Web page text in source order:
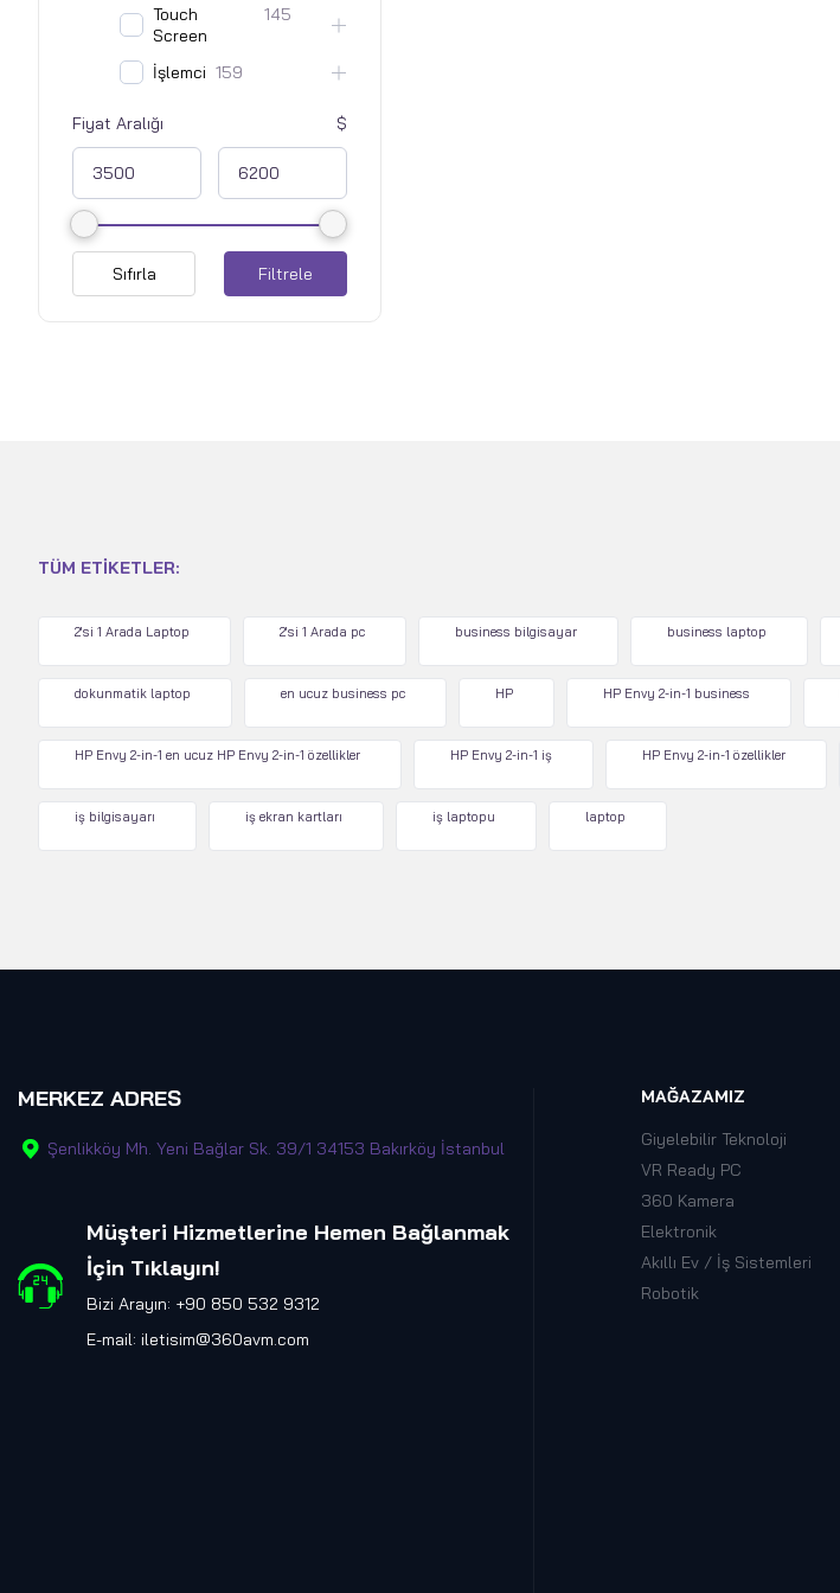
Touch
Screen
145
İşlemci 159
Fiyat Aralığı
Filtrele
Sıfırla
TÜM ETIKETLER:
2'si 1 Arada Laptop 2'si 1 Arada pc business bilgisayar business laptop
dokunmatik laptop en ucuz business pc HP HP Envy 2-in-1 business
HP Envy 2-in-1 en ucuz HP Envy 2-in-1 özellikler HP Envy 2-in-1 iş HP Envy 2-in-1 özellikler
iş bilgisayarı iş ekran kartları iş laptopu laptop
MERKEZ ADRES
Şenlikköy Mh. Yeni Bağlar Sk. 39/1 34153 Bakırköy İstanbul
Müşteri Hizmetlerine Hemen Bağlanmak
İçin Tıklayın!
Bizi Arayın: +90 850 532 9312
E-mail: iletisim@360avm.com
MAĞAZAMIZ
Giyelebilir Teknoloji
VR Ready PC
360 Kamera
Elektronik
Akıllı Ev / İş Sistemleri
Robotik